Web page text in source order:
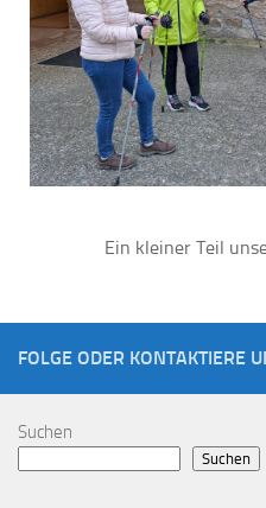
Ein kleiner Teil
FOLGE ODER KONTAKTIERE
Suchen
Suchen